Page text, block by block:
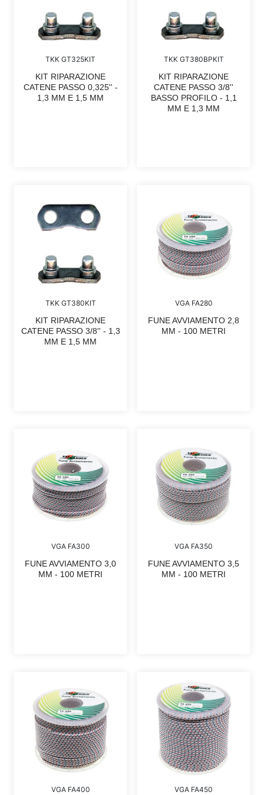
TKK GT325KIT
KIT RIPARAZIONE
CATENE PASSO 0,325'' -
1,3 MM E 1,5 MM
TKK GT380BPKIT
KIT RIPARAZIONE
CATENE PASSO 3/8''
BASSO PROFILO - 1,1
MM E 1,3 MM
TKK GT380KIT
KIT RIPARAZIONE
CATENE PASSO 3/8'' - 1,3
MM E 1,5 MM
VGA FA280
FUNE AVVIAMENTO 2,8
MM - 100 METRI
VGA FA300
FUNE AVVIAMENTO 3,0
MM - 100 METRI
VGA FA350
FUNE AVVIAMENTO 3,5
MM - 100 METRI
VGA FA400 VGA FA450